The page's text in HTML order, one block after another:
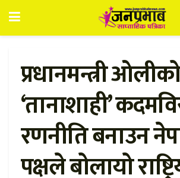
प्रधानमन्त्री
‘तानाशाही’
रणनीति बनाउन
पक्षले बोलायो